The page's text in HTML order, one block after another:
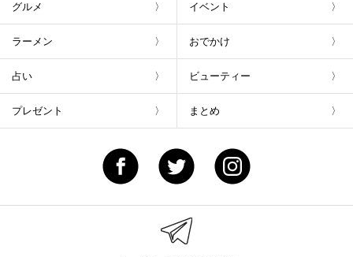
グルメ イベント
ラーメン おでかけ
占い ビューティー
プレゼント まとめ